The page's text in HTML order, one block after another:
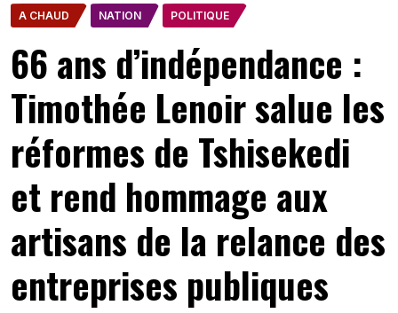
A CHAUD NATION POLITIQUE
66 ans d’indépendance :
Timothée Lenoir salue les
réformes de Tshisekedi
et rend hommage aux
artisans de la relance des
entreprises publiques